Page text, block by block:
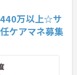
万以上☆サ
ケアマネ募集